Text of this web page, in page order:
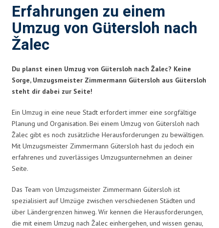
Erfahrungen zu einem
Umzug von Gütersloh nach
Žalec
Du planst einen Umzug von Gütersloh nach Žalec? Keine
Sorge, Umzugsmeister Zimmermann Gütersloh aus Gütersloh
steht dir dabei zur Seite!
Ein Umzug in eine neue Stadt erfordert immer eine sorgfältige
Planung und Organisation. Bei einem Umzug von Gütersloh nach
Žalec gibt es noch zusätzliche Herausforderungen zu bewältigen.
Mit Umzugsmeister Zimmermann Gütersloh hast du jedoch ein
erfahrenes und zuverlässiges Umzugsunternehmen an deiner
Seite.
Das Team von Umzugsmeister Zimmermann Gütersloh ist
spezialisiert auf Umzüge zwischen verschiedenen Städten und
über Ländergrenzen hinweg. Wir kennen die Herausforderungen,
die mit einem Umzug nach Žalec einhergehen, und wissen genau,